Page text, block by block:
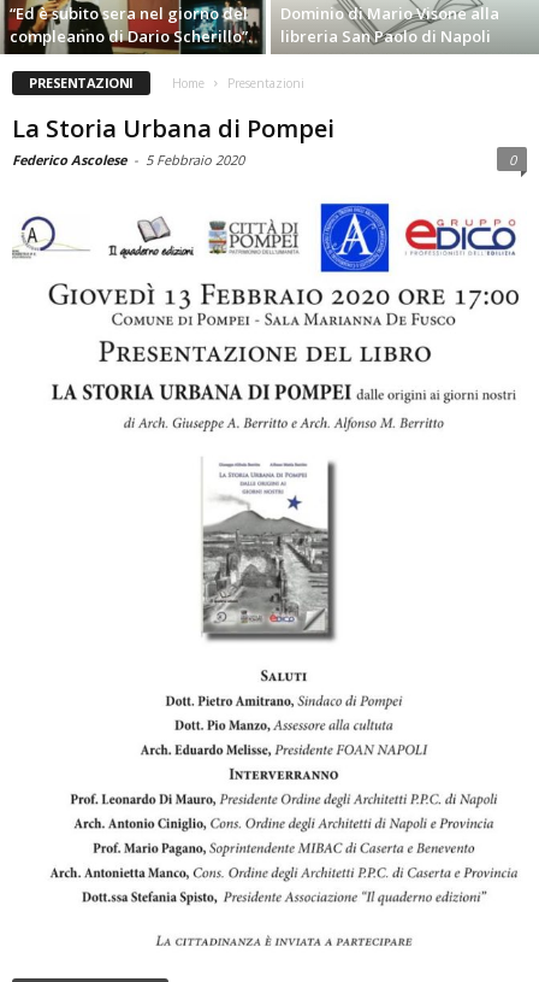
“Ed è subito sera nel giorno del
compleanno di Dario Scherillo”.
Dominio di Mario Visone alla
libreria San Paolo di Napoli
PRESENTAZIONI Home Presentazioni
La Storia Urbana di Pompei
Federico Ascolese - 5 Febbraio 2020 0